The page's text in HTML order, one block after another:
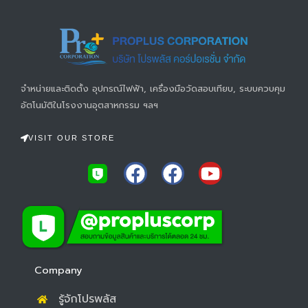
จำหน่ายและติดตั้ง อุปกรณ์ไฟฟ้า, เครื่องมือวัดสอบเทียบ, ระบบควบคุม
อัตโนมัติในโรงงานอุตสาหกรรม ฯลฯ
VISIT OUR STORE
F
a
c
e
b
F
a
c
e
b
Y
o
u
t
u
Company
รู้จักโปรพลัส